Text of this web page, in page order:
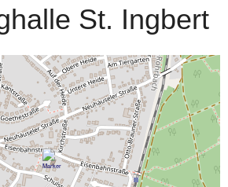
St. Ingbert